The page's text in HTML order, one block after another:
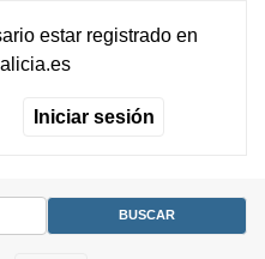
estar registradoen
Iniciar sesión